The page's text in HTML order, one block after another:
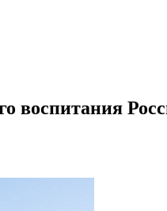
воспитания